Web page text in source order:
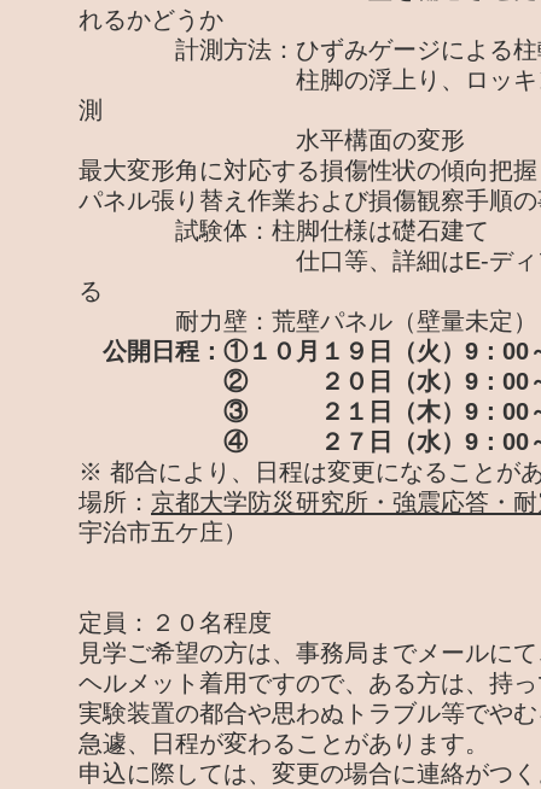
れるかどうか
計測方法：ひずみゲージによる柱
柱脚の浮上り、ロッキング
測
水平構面の変形
最大変形角に対応する損傷性状の傾向把握
パネル張り替え作業および損傷観察手順
試験体：柱脚仕様は礎石建て
仕口等、詳細はE-ディフェ
る
耐力壁：荒壁パネル（壁量未定）
公開日程：①１０月１９日（火）9：00
② ２０日（水）9：00～
③ ２１日（木）9：00～
④ ２７日（水）9：00～
※ 都合により、日程は変更になることが
場所： 京都大学防災研究所・強震応答・
宇治市五ケ庄）
定員：２０名程度
見学ご希望の方は、事務局までメールに
ヘルメット着用ですので、ある方は、持
実験装置の都合や思わぬトラブル等でや
急遽、日程が変わることがあります。
申込に際しては、変更の場合に連絡がつ